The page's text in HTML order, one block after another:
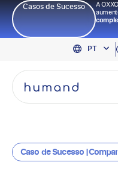
Casos de Sucesso
A
PT
EN
ES
Caso de Sucesso |